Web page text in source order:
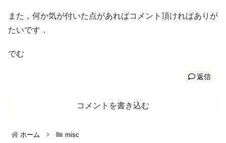
また，何か気が付いた点があればコメント頂ければありが
たいです．
でむ
返信
コメントを書き込む
ホーム misc